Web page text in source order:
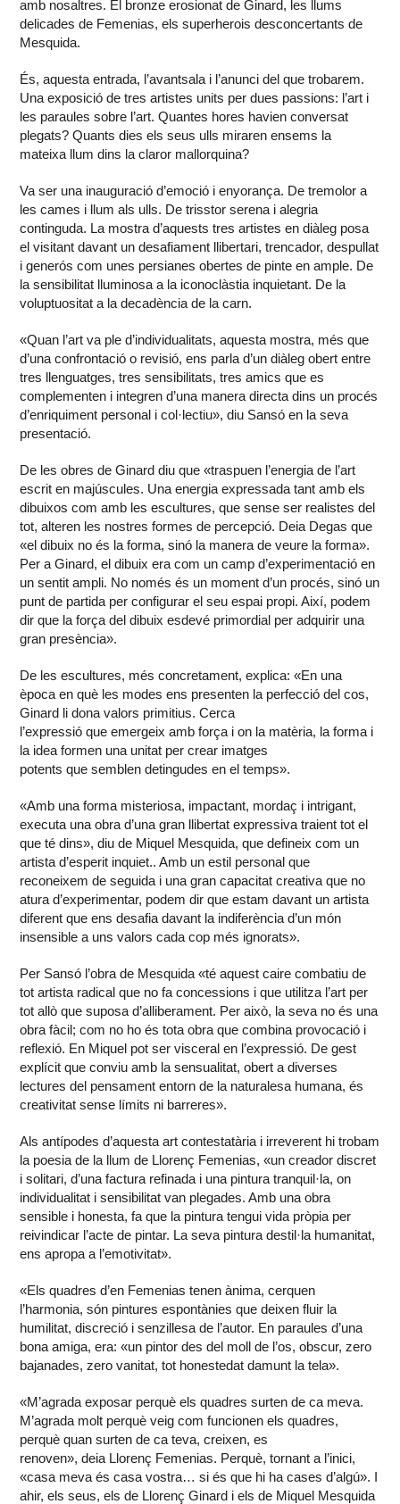
amb nosaltres. El bronze erosionat de Ginard, les llums
delicades de Femenias, els superherois desconcertants de
Mesquida.
És, aquesta entrada, l’avantsala i l’anunci del que trobarem.
Una exposició de tres artistes units per dues passions: l’art i
les paraules sobre l’art. Quantes hores havien conversat
plegats? Quants dies els seus ulls miraren ensems la
mateixa llum dins la claror mallorquina?
Va ser una inauguració d’emoció i enyorança. De tremolor a
les cames i llum als ulls. De trisstor serena i alegria
continguda. La mostra d’aquests tres artistes en diàleg posa
el visitant davant un desafiament llibertari, trencador, despullat
i generós com unes persianes obertes de pinte en ample. De
la sensibilitat lluminosa a la iconoclàstia inquietant. De la
voluptuositat a la decadència de la carn.
«Quan l’art va ple d’individualitats, aquesta mostra, més que
d’una confrontació o revisió, ens parla d’un diàleg obert entre
tres llenguatges, tres sensibilitats, tres amics que es
complementen i integren d’una manera directa dins un procés
d’enriquiment personal i col·lectiu», diu Sansó en la seva
presentació.
De les obres de Ginard diu que «traspuen l’energia de l’art
escrit en majúscules. Una energia expressada tant amb els
dibuixos com amb les escultures, que sense ser realistes del
tot, alteren les nostres formes de percepció. Deia Degas que
«el dibuix no és la forma, sinó la manera de veure la forma».
Per a Ginard, el dibuix era com un camp d’experimentació en
un sentit ampli. No només és un moment d’un procés, sinó un
punt de partida per configurar el seu espai propi. Així, podem
dir que la força del dibuix esdevé primordial per adquirir una
gran presència».
De les escultures, més concretament, explica: «En una
època en què les modes ens presenten la perfecció del cos,
Ginard li dona valors primitius. Cerca
l’expressió que emergeix amb força i on la matèria, la forma i
la idea formen una unitat per crear imatges
potents que semblen detingudes en el temps».
«Amb una forma misteriosa, impactant, mordaç i intrigant,
executa una obra d’una gran llibertat expressiva traient tot el
que té dins», diu de Miquel Mesquida, que defineix com un
artista d’esperit inquiet.. Amb un estil personal que
reconeixem de seguida i una gran capacitat creativa que no
atura d’experimentar, podem dir que estam davant un artista
diferent que ens desafia davant la indiferència d’un món
insensible a uns valors cada cop més ignorats».
Per Sansó l’obra de Mesquida «té aquest caire combatiu de
tot artista radical que no fa concessions i que utilitza l’art per
tot allò que suposa d’alliberament. Per això, la seva no és una
obra fàcil; com no ho és tota obra que combina provocació i
reflexió. En Miquel pot ser visceral en l’expressió. De gest
explícit que conviu amb la sensualitat, obert a diverses
lectures del pensament entorn de la naturalesa humana, és
creativitat sense límits ni barreres».
Als antípodes d’aquesta art contestatària i irreverent hi trobam
la poesia de la llum de Llorenç Femenias, «un creador discret
i solitari, d’una factura refinada i una pintura tranquil·la, on
individualitat i sensibilitat van plegades. Amb una obra
sensible i honesta, fa que la pintura tengui vida pròpia per
reivindicar l’acte de pintar. La seva pintura destil·la humanitat,
ens apropa a l’emotivitat».
«Els quadres d’en Femenias tenen ànima, cerquen
l’harmonia, són pintures espontànies que deixen fluir la
humilitat, discreció i senzillesa de l’autor. En paraules d’una
bona amiga, era: «un pintor des del moll de l’os, obscur, zero
bajanades, zero vanitat, tot honestedat damunt la tela».
«M’agrada exposar perquè els quadres surten de ca meva.
M’agrada molt perquè veig com funcionen els quadres,
perquè quan surten de ca teva, creixen, es
renoven», deia Llorenç Femenias. Perquè, tornant a l’inici,
«casa meva és casa vostra… si és que hi ha cases d’algú». I
ahir, els seus, els de Llorenç Ginard i els de Miquel Mesquida